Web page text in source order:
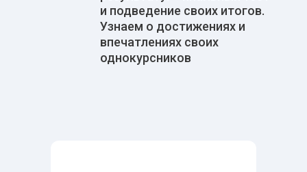
и подведение своих итогов.
Узнаем о достижениях и
впечатлениях своих
однокурсников